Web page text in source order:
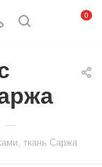
0
—
ткань Саржа